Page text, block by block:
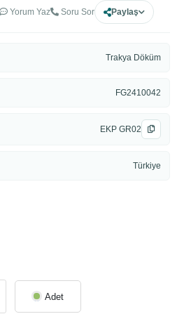
Yorum Yaz Soru Sor Paylaş
Trakya Döküm
FG2410042
EKP GR02
Türkiye
Adet